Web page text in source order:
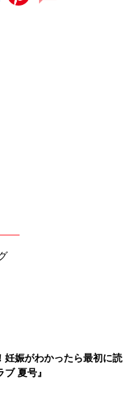
と・医師が確認し
、医師は確認していま
します。超音波画像で
初のうちはゆっくり、し
時期に継続して心拍が
能性はゼロではありま
妊娠がわかったら最初に読
夏号』